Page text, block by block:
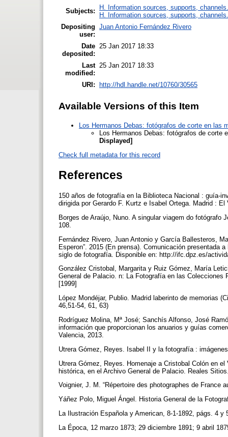
Subjects:
H. Information sources, supports, channels.
H. Information sources, supports, channels.
Depositing
user:
Juan Antonio Fernández Rivero
Date
deposited:
25 Jan 2017 18:33
Last
modified:
25 Jan 2017 18:33
URI: http://hdl.handle.net/10760/30565
Available Versions of this Item
Los Hermanos Debas: fotógrafos de corte en las
Los Hermanos Debas: fotógrafos de corte
Displayed]
Check full metadata for this record
References
150 años de fotografía en la Biblioteca Nacional : guía-
dirigida por Gerardo F. Kurtz e Isabel Ortega. Madrid :
Borges de Araújo, Nuno. A singular viagem do fotógrafo
108.
Fernández Rivero, Juan Antonio y García Ballesteros,
Esperon”. 2015 (En prensa). Comunicación presentada
siglo de fotografía. Disponible en: http://ifc.dpz.es/
González Cristobal, Margarita y Ruiz Gómez, María
General de Palacio. n: La Fotografía en las
[1999]
López Mondéjar, Publio. Madrid laberinto de memorias
46,51-54, 61, 63)
Rodríguez Molina, Mª José; Sanchís Alfonso, José
información que proporcionan los anuarios y guías
Valencia, 2013.
Utrera Gómez, Reyes. Isabel II y la fotografía :
Utrera Gómez, Reyes. Homenaje a Cristobal Colón en
histórica, en el Archivo General de Palacio. Reales
Voignier, J. M. “Répertoire des photographes de France
Yáñez Polo, Miguel Ángel. Historia General de la
La Ilustración Española y American, 8-1-1892, págs. 4 y
La Época, 12 marzo 1873; 29 diciembre 1891; 9 abril